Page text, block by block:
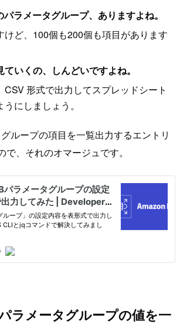
ラメータグループ、ありますよね。
けど、100個も200個も項目があります
いくの、しんどいですよね。
CSV 形式で出力してスプレッドシート
にしましょう。
ループの項目を一覧出力するエントリ
で、それのオマージュです。
ラメータグループの値を一